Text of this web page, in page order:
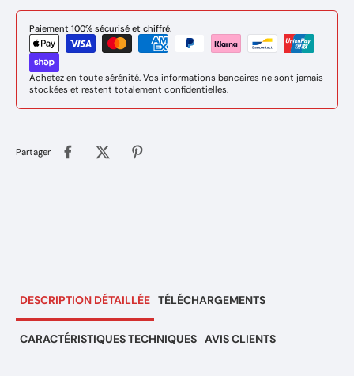
Paiement 100% sécurisé et chiffré.
Achetez en toute sérénité. Vos informations bancaires ne sont jamais
stockées et restent totalement confidentielles.
Partager
DESCRIPTION DÉTAILLÉE TÉLÉCHARGEMENTS
CARACTÉRISTIQUES TECHNIQUES AVIS CLIENTS